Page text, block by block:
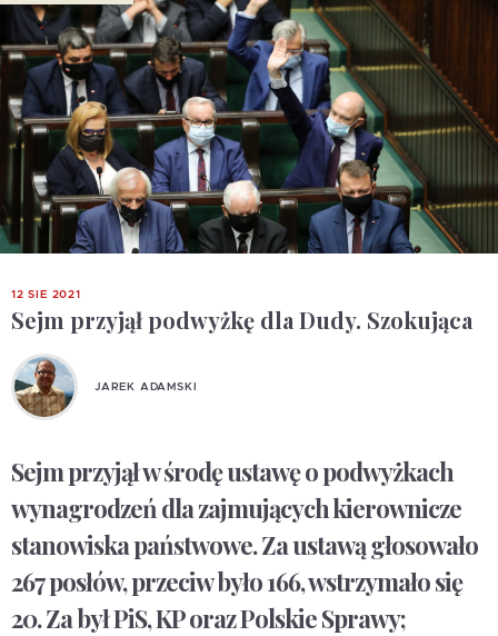
12 SIE 2021
Sejm przyjął podwyżkę dla Dudy. Szokująca
JAREK ADAMSKI
Sejm przyjął w środę ustawę o podwyżkach
wynagrodzeń dla zajmujących kierownicze
stanowiska państwowe. Za ustawą głosowało
267 posłów, przeciw było 166, wstrzymało się
20. Za był PiS, KP oraz Polskie Sprawy;